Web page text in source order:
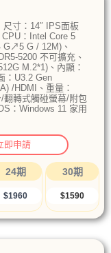
寸：14″ IPS面板
：Intel Core 5
G↗5 G / 12M)、
5200 不可擴充、
M.2*1)、內顯：
：U3.2 Gen
/HDMI、重量：
翻轉式觸碰螢幕/附包
：Windows 11 家用
即申請
24期
$1960
30期
$1590